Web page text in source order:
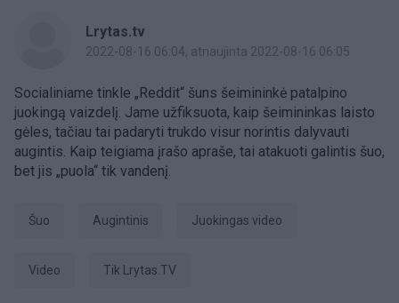
Lrytas.tv
2022-08-16 06:04, atnaujinta 2022-08-16 06:05
Socialiniame tinkle „Reddit“ šuns šeimininkė patalpino
juokingą vaizdelį. Jame užfiksuota, kaip šeimininkas laisto
gėles, tačiau tai padaryti trukdo visur norintis dalyvauti
augintis. Kaip teigiama įrašo apraše, tai atakuoti galintis šuo,
bet jis „puola“ tik vandenį.
Šuo augintinis juokingas video
Video tik Lrytas.TV